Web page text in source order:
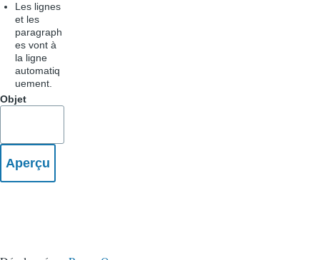
Les lignes
et les
paragraph
es vont à
la ligne
automatiq
uement.
Objet